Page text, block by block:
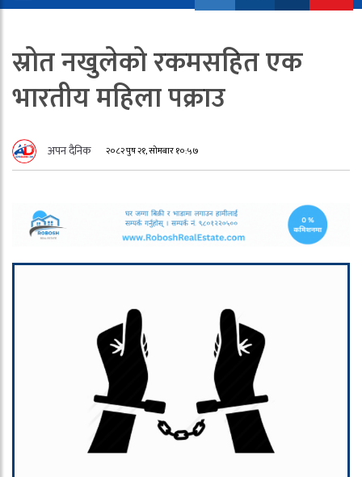
स्रोत नखुलेको रकमसहित एक
भारतीय महिला पक्राउ
अपन दैनिक २०८२ पुष २१, सोमबार १०:५७